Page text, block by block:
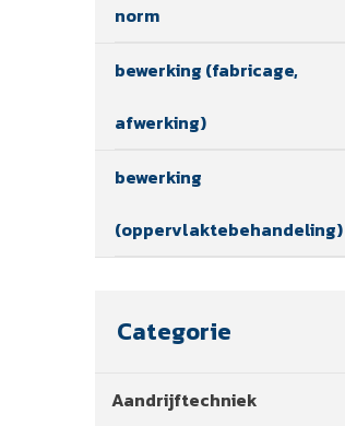
norm
bewerking (fabricage,
afwerking)
bewerking
(oppervlaktebehandeling)
Categorie
Aandrijftechniek